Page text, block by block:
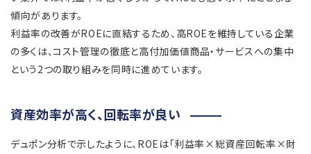
傾向があります。
利益率の改善がROEに直結するため、高ROEを維持している企業
の多くは、コスト管理の徹底と高付加価値商品・サービスへの集中
という2つの取り組みを同時に進めています。
資産効率が高く、回転率が良い
デュポン分析で示したように、ROEは「利益率×総資産回転率×財